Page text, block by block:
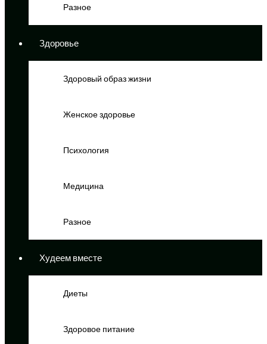
Разное
Здоровье
Здоровый образ жизни
Женское здоровье
Психология
Медицина
Разное
Худеем вместе
Диеты
Здоровое питание